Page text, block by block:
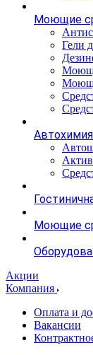
Моющие
Гели
Моющие
Акции
Компания
Оплата и
Вакансии